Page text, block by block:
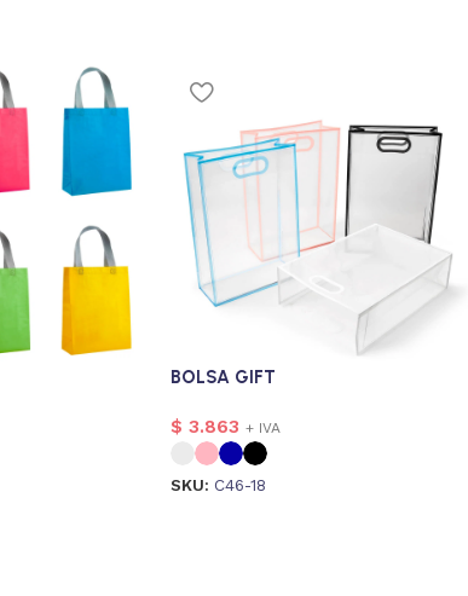
BOLSA GIFT
$ 3.863 + IVA
SKU: C46-18